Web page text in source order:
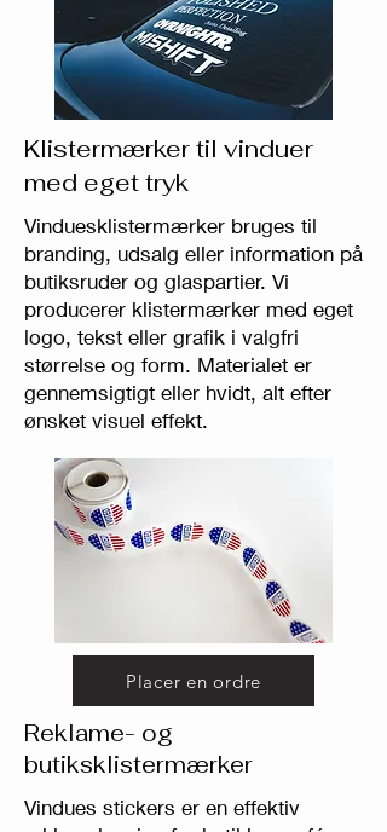
Klistermærker til vinduer
med eget tryk
Vinduesklistermærker bruges til
branding, udsalg eller information på
butiksruder og glaspartier. Vi
producerer klistermærker med eget
logo, tekst eller grafik i valgfri
størrelse og form. Materialet er
gennemsigtigt eller hvidt, alt efter
ønsket visuel effekt.
Placer en ordre
Reklame- og
butiksklistermærker
Vindues stickers er en effektiv